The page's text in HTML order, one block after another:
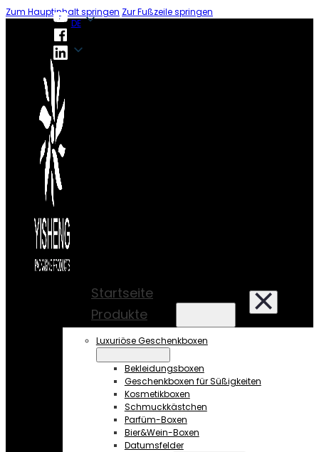
Zum Hauptinhalt springen Zur Fußzeile springen
DE
Startseite
Produkte
Luxuriöse Geschenkboxen
Bekleidungsboxen
Geschenkboxen für Süßigkeiten
Kosmetikboxen
Schmuckkästchen
Parfüm-Boxen
Bier&Wein-Boxen
Datumsfelder